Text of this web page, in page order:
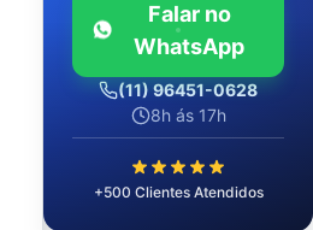
Falar no
WhatsApp
(11) 96451-0628
8h ás 17h
+500 Clientes Atendidos